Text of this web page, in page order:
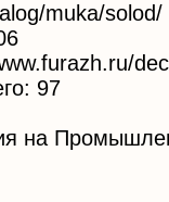
muka/solod/
97
на